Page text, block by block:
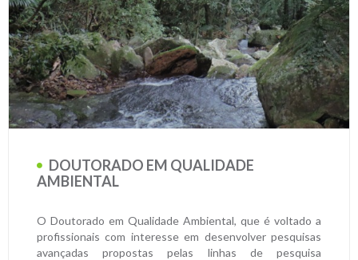
DOUTORADO EM QUALIDADE
AMBIENTAL
O Doutorado em Qualidade Ambiental, que é voltado a
profissionais com interesse em desenvolver pesquisas
avançadas propostas pelas linhas de pesquisa